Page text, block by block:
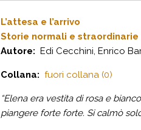
L’attesa e l’arrivo
Storie normali e
Autore: Edi Cecchini, Enrico
Collana: fuori collana (0)
“Elena era vestita di rosa e
piangere forte forte. Si calmò